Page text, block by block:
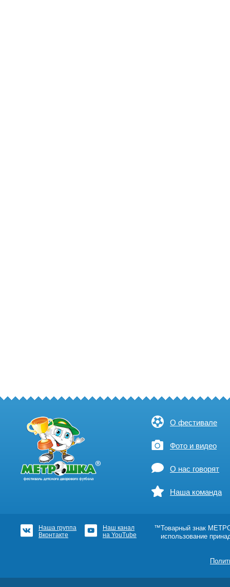
О фестивале
Фото и видео
О нас говорят
Наша команда
Наша группа
Вконтакте
Наш канал
на YouTube
™Товарный знак
использование